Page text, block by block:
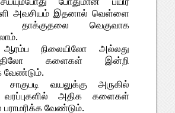
அவசியம் இதனால் வெள்ளை
தாக்குதலை வெகுவாக
ஆரம்ப நிலையிலோ அல்லது
களைகள் இன்றி
வேண்டும்.
சாகுபடி வயலுக்கு அருகில்
அதிக களைகள்
வேண்டும்.